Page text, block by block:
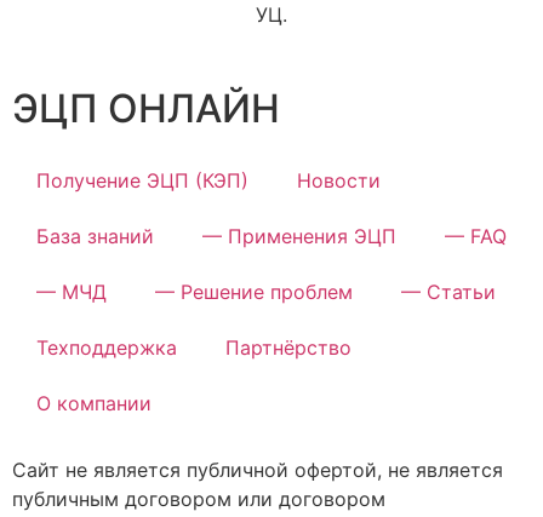
УЦ.
ЭЦП ОНЛАЙН
Получение ЭЦП (КЭП) Новости
База знаний — Применения ЭЦП — FAQ
— МЧД — Решение проблем — Статьи
Техподдержка Партнёрство
О компании
Сайт не является публичной офертой, не является
публичным договором или договором